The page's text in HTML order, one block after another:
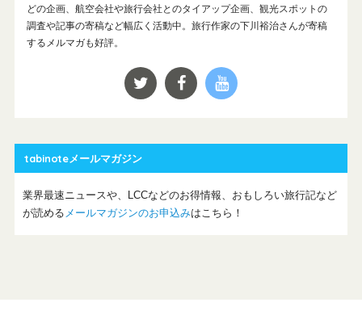
どの企画、航空会社や旅行会社とのタイアップ企画、観光スポットの
調査や記事の寄稿など幅広く活動中。旅行作家の下川裕治さんが寄稿
するメルマガも好評。
tabinoteメールマガジン
業界最速ニュースや、LCCなどのお得情報、おもしろい旅行記など
が読める メールマガジンのお申込みはこちら！